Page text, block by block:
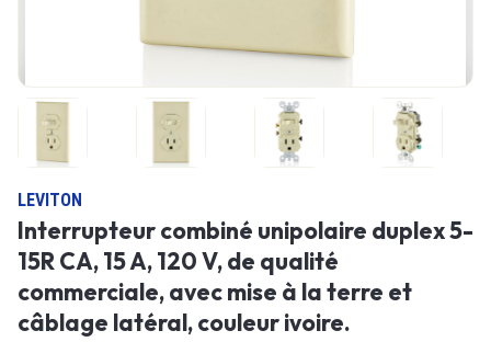
LEVITON
Interrupteur combiné unipolaire duplex 5-
15R CA, 15 A, 120 V, de qualité
commerciale, avec mise à la terre et
câblage latéral, couleur ivoire.